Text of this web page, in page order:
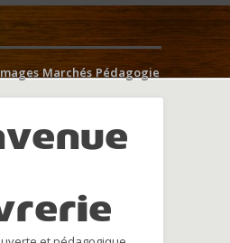
Marchés Pédagogie